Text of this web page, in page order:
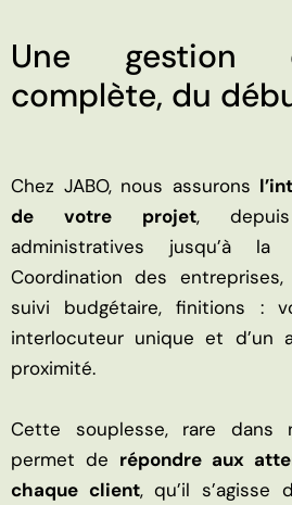
Une gestion
complète, du
Chez JABO, nous assurons
de votre projet,
administratives jusqu’à
Coordination des
suivi budgétaire, finitions :
interlocuteur unique et d’un
proximité.
Cette souplesse, rare dans
permet de répondre aux
chaque client, qu’il s’agisse